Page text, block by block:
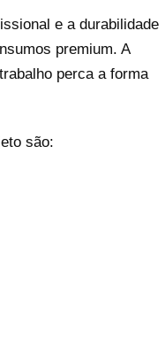
e a durabilidade
premium. A
perca a forma
são: